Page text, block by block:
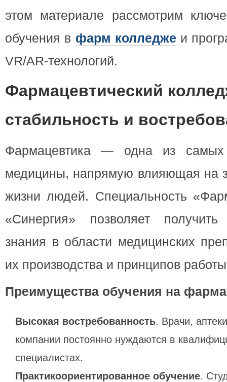
этом материале рассмотрим
обучения в фарм колледже и
VR/AR-технологий.
Фармацевтический
стабильность и
Фармацевтика — одна из самых
медицины, напрямую влияющая на
жизни людей. Специальность
«Синергия» позволяет
знания в области медицинских
их производства и принципов
Преимущества обучения на
Высокая востребованность. Врачи,
компании постоянно нуждаются в
специалистах.
Практикоориентированное обучение.